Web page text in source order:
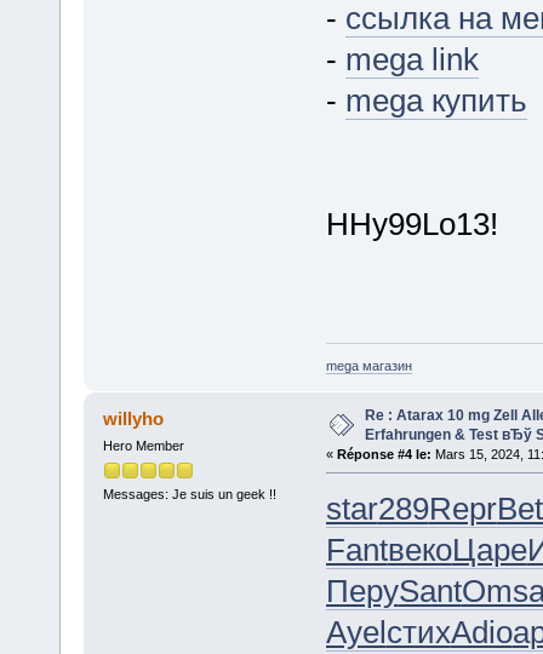
- ссылка на
- mega link
- mega купить
HHy99Lo13!
mega магазин
willyho
Hero Member
Messages: Je suis un geek !!
Re : Atarax 10 mg Zell
Erfahrungen & Test вЂў
« Réponse #4 le: Mars 15, 2024,
star289Repr
FantвекоЦаре
ПеруSant
AyelстихAdio